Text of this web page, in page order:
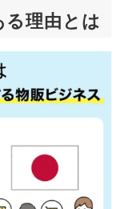
理由とは